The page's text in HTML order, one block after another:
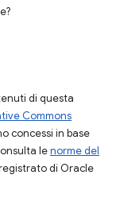
di questa
Commons
concessi in base
lenorme del
di Oracle